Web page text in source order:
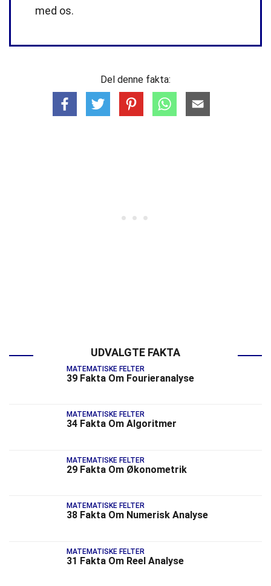
med os.
Del denne fakta:
UDVALGTE FAKTA
MATEMATISKE FELTER
39 Fakta Om Fourieranalyse
MATEMATISKE FELTER
34 Fakta Om Algoritmer
MATEMATISKE FELTER
29 Fakta Om Økonometrik
MATEMATISKE FELTER
38 Fakta Om Numerisk Analyse
MATEMATISKE FELTER
31 Fakta Om Reel Analyse